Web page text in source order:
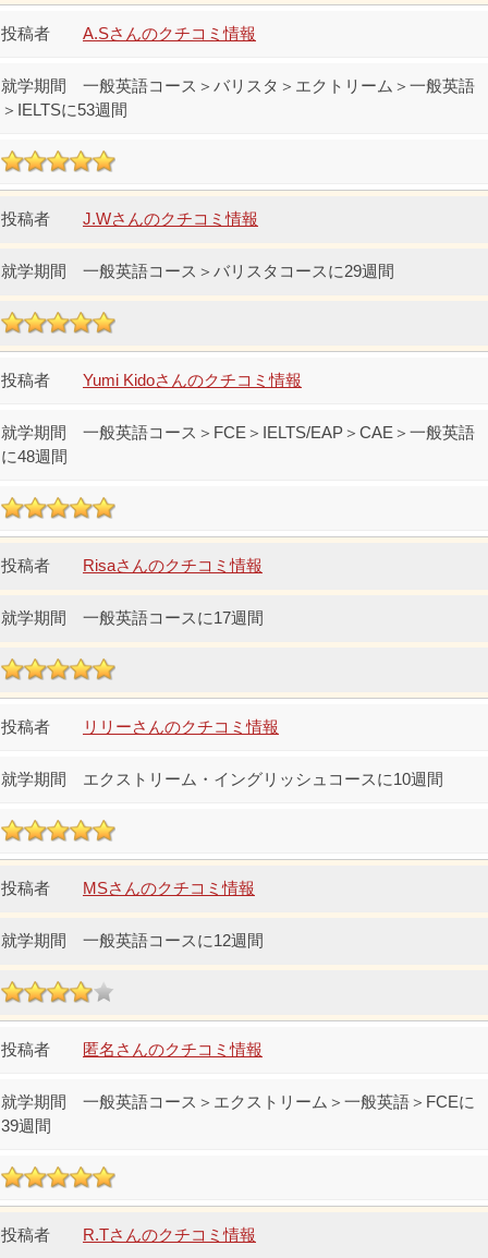
A.Sさんのクチコミ情報
一般英語コース＞バリスタ＞エクトリーム＞一般英語
＞IELTSに53週間
J.Wさんのクチコミ情報
一般英語コース＞バリスタコースに29週間
Yumi Kidoさんのクチコミ情報
一般英語コース＞FCE＞IELTS/EAP＞CAE＞一般英語
に48週間
Risaさんのクチコミ情報
一般英語コースに17週間
リリーさんのクチコミ情報
エクストリーム・イングリッシュコースに10週間
MSさんのクチコミ情報
一般英語コースに12週間
匿名さんのクチコミ情報
一般英語コース＞エクストリーム＞一般英語＞FCEに
39週間
R.Tさんのクチコミ情報